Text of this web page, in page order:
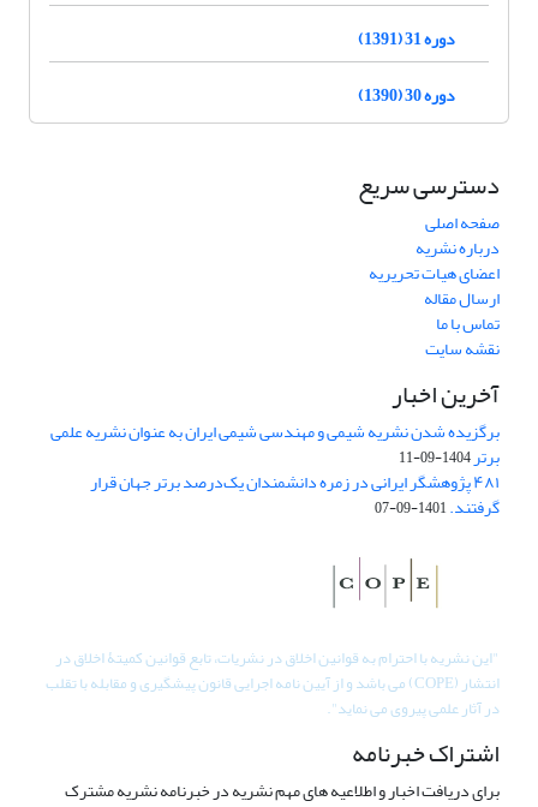
دوره 31 (1391)
دوره 30 (1390)
دسترسی سریع
صفحه اصلی
درباره نشریه
اعضای هیات تحریریه
ارسال مقاله
تماس با ما
نقشه سایت
آخرین اخبار
برگزیده شدن نشریه شیمی و مهندسی شیمی ایران به عنوان نشریه علمی
برتر1404-09-11
۴۸۱ پژوهشگر ایرانی در زمره دانشمندان یک‌درصد برتر جهان قرار
گرفتند.1401-09-07
"این نشریه با احترام به قوانین اخلاق در نشریات، تابع قوانین کمیتۀ اخلاق در
انتشار (COPE) می باشد و از آیین نامه اجرایی قانون پیشگیری و مقابله با تقلب
در آثار علمی پیروی می نماید".
اشتراک خبرنامه
برای دریافت اخبار و اطلاعیه های مهم نشریه در خبرنامه نشریه مشترک